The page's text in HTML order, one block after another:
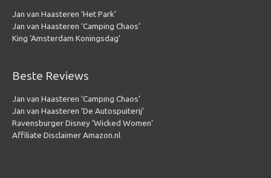
Jan van Haasteren ‘Het Park’
Jan van Haasteren ‘Camping Chaos’
King ‘Amsterdam Koningsdag’
Beste Reviews
Jan van Haasteren ‘Camping Chaos’
Jan van Haasteren ‘De Autospuiterij’
Ravensburger Disney ‘Wicked Women’
Affiliate Disclaimer Amazon.nl